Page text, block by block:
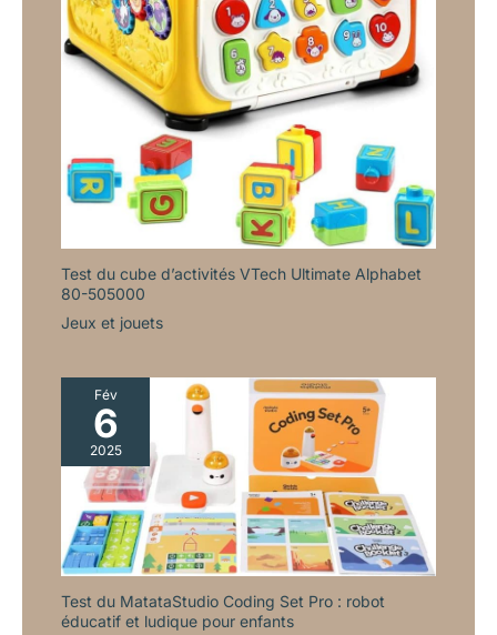
Test du cube d’activités VTech Ultimate Alphabet
80-505000
Jeux et jouets
Fév
6
2025
Test du MatataStudio Coding Set Pro : robot
éducatif et ludique pour enfants